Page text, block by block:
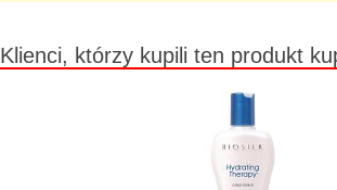
Klienci, którzy kupili ten produkt